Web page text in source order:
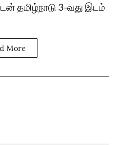
தமிழ்நாடு 3-வது இடம்
More